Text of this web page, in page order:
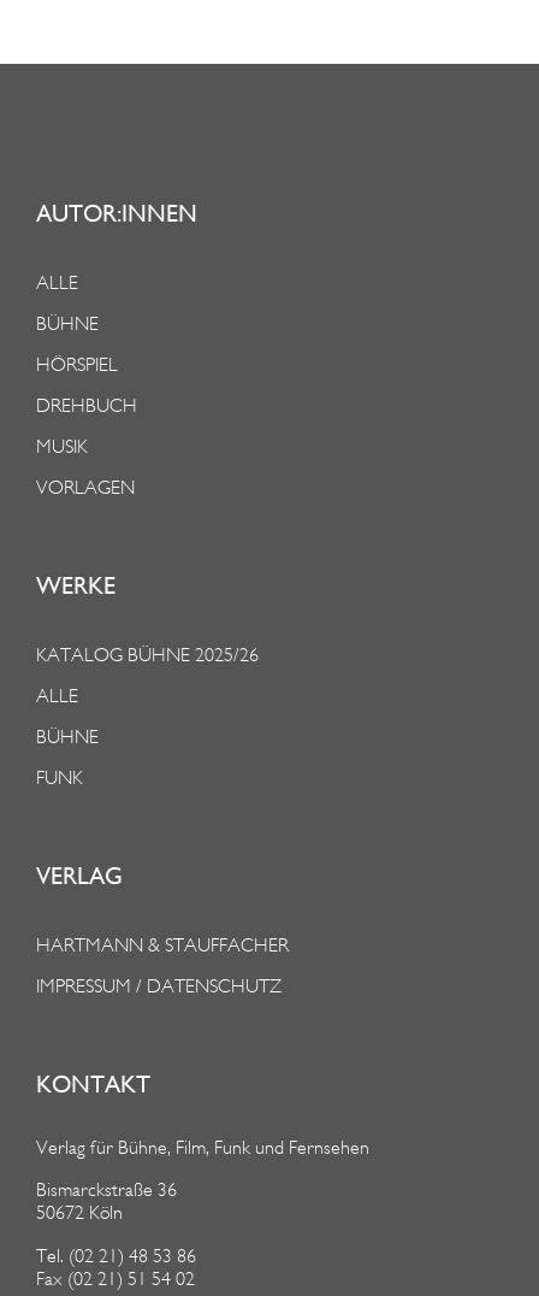
AUTOR:INNEN
ALLE
BÜHNE
HÖRSPIEL
DREHBUCH
MUSIK
VORLAGEN
WERKE
KATALOG BÜHNE 2025/26
ALLE
BÜHNE
FUNK
VERLAG
HARTMANN & STAUFFACHER
IMPRESSUM / DATENSCHUTZ
KONTAKT
Verlag für Bühne, Film, Funk und Fernsehen
Bismarckstraße 36
50672 Köln
Tel. (02 21) 48 53 86
Fax (02 21) 51 54 02